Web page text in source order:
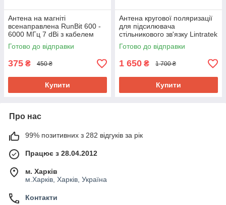
Антена на магніті
всенаправлена RunBit 600 -
6000 МГц 7 dBi з кабелем
RG-174 3 метра SMA
Готово до відправки
375 ₴ 450 ₴
Купити
Антена кругової поляризації
для підсилювача
стільникового зв'язку Lintratek
10 Дб
Готово до відправки
1 650 ₴ 1 700 ₴
Купити
Про нас
99% позитивних з 282 відгуків за рік
Працює з 28.04.2012
м. Харків
м.Харків, Харків, Україна
Контакти